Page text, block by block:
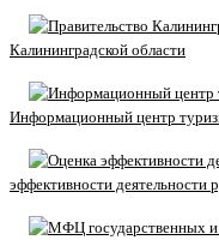
Калининградской области
Информационный центр
эффективности деятельности